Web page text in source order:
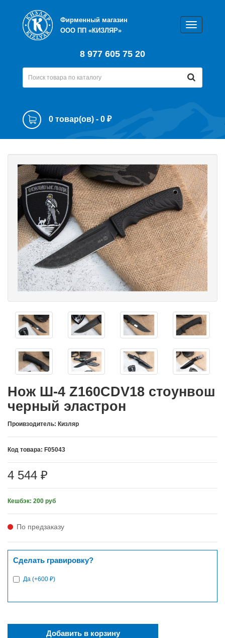
Фирменный магазин
ООО ПП «КИЗЛЯР»
8 977 605 75 20
0 товар(ов) - 0 ₽
Нож Ш-4 Z160CDV18 стоунвош
черный эластрон
Проивзодитель: Кизляр
Код товара: F05043
4 544 ₽
Кешбэк: 200 руб
По предзаказу
Сделать гравировку?
Да (+600 ₽)
Добавить в корзину